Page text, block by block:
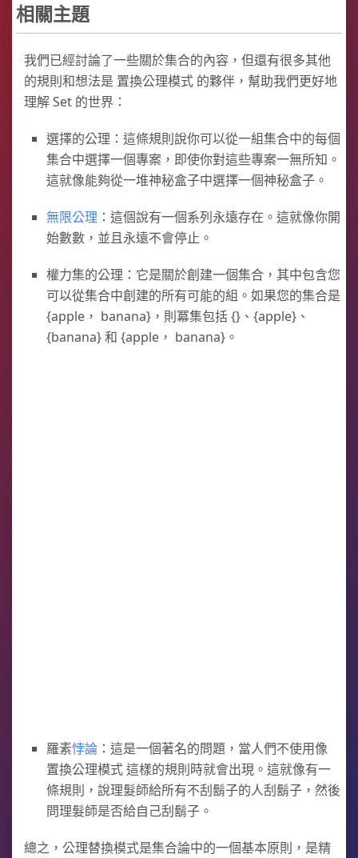
相關主題
我們已經討論了一些關於集合的內容，但還有很多其他
的規則和想法是 置換公理模式 的夥伴，幫助我們更好地
理解 Set 的世界：
選擇的公理：這條規則說你可以從一組集合中的每個
集合中選擇一個專案，即使你對這些專案一無所知。
這就像能夠從一堆神秘盒子中選擇一個神秘盒子。
無限公理 ：這個說有一個系列永遠存在。這就像你開
始數數，並且永遠不會停止。
權力集的公理：它是關於創建一個集合，其中包含您
可以從集合中創建的所有可能的組。如果您的集合是
{apple， banana}，則冪集包括 {}、{apple}、
{banana} 和 {apple， banana}。
羅素悖論 ：這是一個著名的問題，當人們不使用像
置換公理模式 這樣的規則時就會出現。這就像有一
條規則，說理髮師給所有不刮鬍子的人刮鬍子，然後
問理髮師是否給自己刮鬍子。
總之，公理替換模式是集合論中的一個基本原則，是精